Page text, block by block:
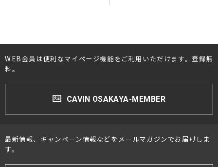
WEB会員は便利なマイページ機能をご利用いただけます。登録無
料。
CAVIN OSAKAYA-MEMBER
最新情報、キャンペーン情報などをメールマガジンでお届けしま
す。